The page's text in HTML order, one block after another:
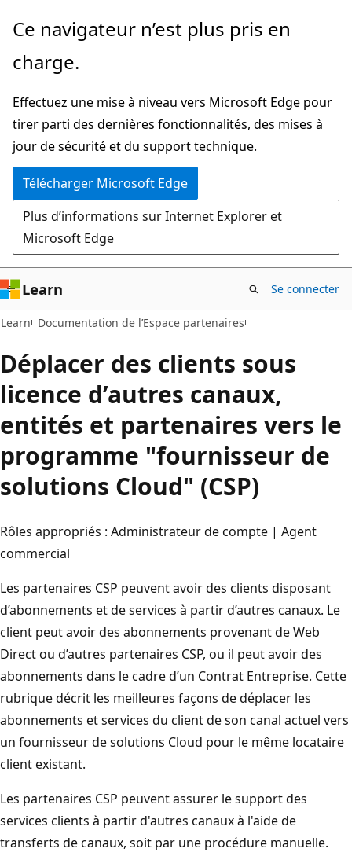
Passer
directement
au
principal
Ce navigateur n’est plus pris en
charge.
Effectuez une mise à niveau vers Microsoft Edge pour
tirer parti des dernières fonctionnalités, des mises à
jour de sécurité et du support technique.
Télécharger Microsoft Edge
Plus d’informations sur Internet Explorer et
Microsoft Edge
Learn Se connecter
Learn Documentation de l’Espace partenaires
Déplacer des clients sous
licence d’autres canaux,
entités et partenaires vers le
programme "fournisseur de
solutions Cloud" (CSP)
Rôles appropriés : Administrateur de compte | Agent
commercial
Les partenaires CSP peuvent avoir des clients disposant
d’abonnements et de services à partir d’autres canaux. Le
client peut avoir des abonnements provenant de Web
Direct ou d’autres partenaires CSP, ou il peut avoir des
abonnements dans le cadre d’un Contrat Entreprise. Cette
rubrique décrit les meilleures façons de déplacer les
abonnements et services du client de son canal actuel vers
un fournisseur de solutions Cloud pour le même locataire
client existant.
Les partenaires CSP peuvent assurer le support des
services clients à partir d'autres canaux à l'aide de
transferts de canaux, soit par une procédure manuelle.